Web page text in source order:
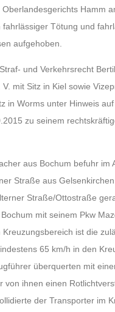
Hamm
Tötung und
aufgehoben.
und Verkehrsrecht
mit Sitz in Kiel sowie
in Worms unter Hinweis
zu seinem
aus Bochum befuhr im
Straße aus
Straße/Ottostraße
mit seinem Pkw
ist die
65 km/h in den
überquerten mit
von ihnen einen
der Transporter im